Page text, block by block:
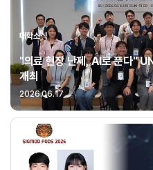
대학소식
"의료 현장 난제, AI로 푼다"
개최
2026.06.17